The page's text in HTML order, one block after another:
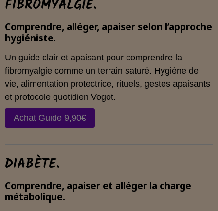
FIBROMYALGIE.
Comprendre, alléger, apaiser selon l’approche
hygiéniste.
Un guide clair et apaisant pour comprendre la
fibromyalgie comme un terrain saturé. Hygiène de
vie, alimentation protectrice, rituels, gestes apaisants
et protocole quotidien Vogot.
Achat Guide 9,90€
DIABÈTE.
Comprendre, apaiser et alléger la charge
métabolique.